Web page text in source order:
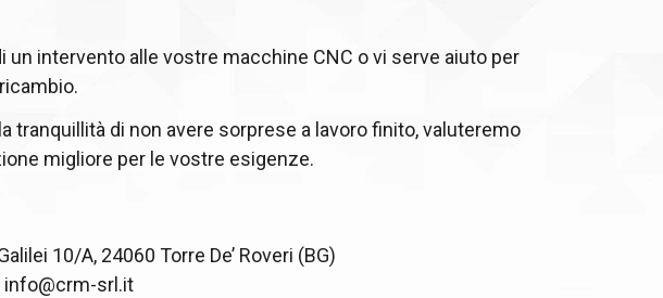
intervento alle vostre macchine CNC o vi serve aiuto per
di non avere sorprese a lavoro finito, valuteremo
migliore per le vostre esigenze.
10/A, 24060 Torre De’ Roveri (BG)
info@crm-srl.it